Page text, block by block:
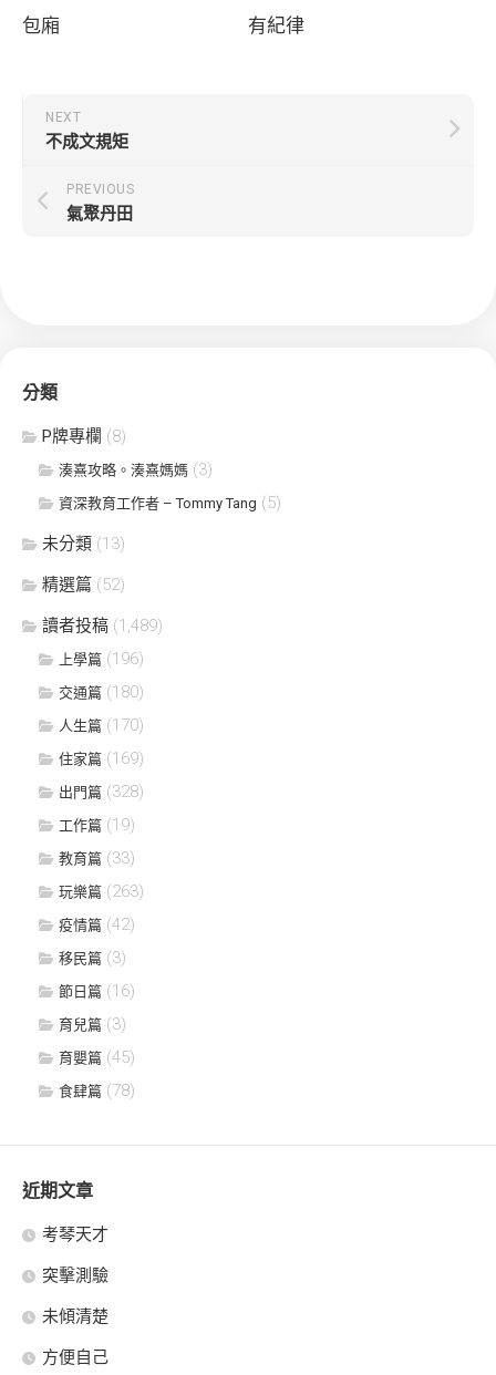
包廂 有紀律
NEXT
不成文規矩
PREVIOUS
氣聚丹田
分類
P牌專欄 (8)
湊熹攻略。湊熹媽媽 (3)
資深教育工作者 – Tommy Tang (5)
未分類 (13)
精選篇 (52)
讀者投稿 (1,489)
上學篇 (196)
交通篇 (180)
人生篇 (170)
住家篇 (169)
出門篇 (328)
工作篇 (19)
教育篇 (33)
玩樂篇 (263)
疫情篇 (42)
移民篇 (3)
節日篇 (16)
育兒篇 (3)
育嬰篇 (45)
食肆篇 (78)
近期文章
考琴天才
突擊測驗
未傾清楚
方便自己